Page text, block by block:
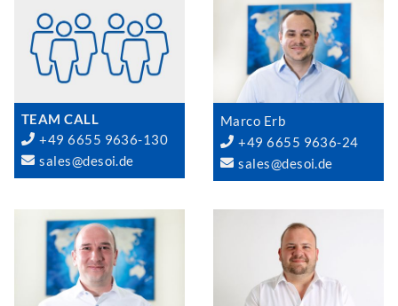
TEAM CALL
+49 6655 9636-130
sales@desoi.de
Marco Erb
+49 6655 9636-24
sales@desoi.de